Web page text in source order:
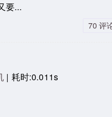
要...
70 评
| 耗时:0.011s